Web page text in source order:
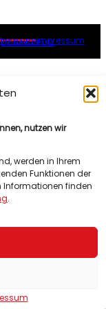
nutzen wir
werden in Ihrem
Funktionen der
Informationen finden
.
unsImpressum
Datenschutz